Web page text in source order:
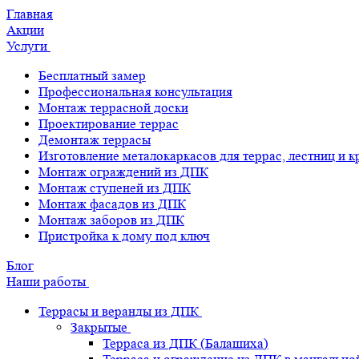
Главная
Акции
Услуги
Бесплатный замер
Профессиональная консультация
Монтаж террасной доски
Проектирование террас
Демонтаж террасы
Изготовление металокаркасов для террас, лестниц и
Монтаж ограждений из ДПК
Монтаж ступеней из ДПК
Монтаж фасадов из ДПК
Монтаж заборов из ДПК
Пристройка к дому под ключ
Блог
Наши работы
Террасы и веранды из ДПК
Закрытые
Терраса из ДПК (Балашиха)